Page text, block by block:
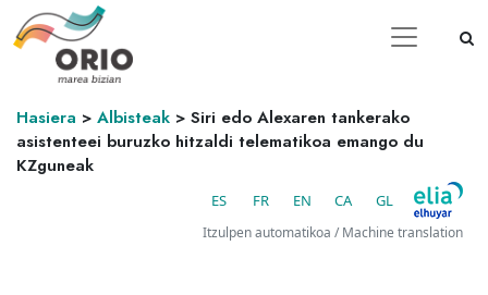
Hasiera > Albisteak > Siri edo Alexaren tankerako
asistenteei buruzko hitzaldi telematikoa emango du
KZguneak
ES FR EN CA GL
Itzulpen automatikoa / Machine translation